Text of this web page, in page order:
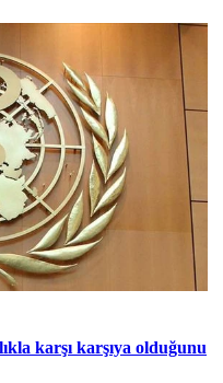
karşı karşıya olduğunu